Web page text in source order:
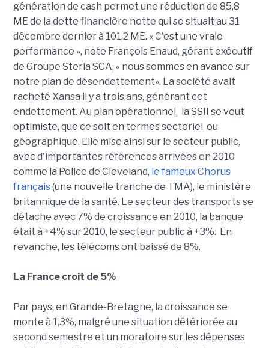
génération de cash permet une réduction de 85,8
ME de la dette financière nette qui se situait au 31
décembre dernier à 101,2 ME. « C'est une vraie
performance », note François Enaud, gérant exécutif
de Groupe Steria SCA, « nous sommes en avance sur
notre plan de désendettement». La société avait
racheté Xansa il y a trois ans, générant cet
endettement. Au plan opérationnel, la SSII se veut
optimiste, que ce soit en termes sectoriel ou
géographique. Elle mise ainsi sur le secteur public,
avec d'importantes références arrivées en 2010
comme la Police de Cleveland, le fameux Chorus
français(une nouvelle tranche de TMA), le ministère
britannique de la santé. Le secteur des transports se
détache avec 7% de croissance en 2010, la banque
était à +4% sur 2010, le secteur public à +3%. En
revanche, les télécoms ont baissé de 8%.
La France croit de 5%
Par pays, en Grande-Bretagne, la croissance se
monte à 1,3%, malgré une situation détériorée au
second semestre et un moratoire sur les dépenses